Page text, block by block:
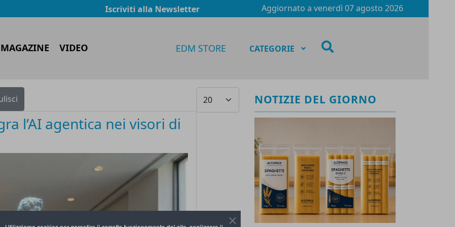
Iscriviti alla Newsletter Aggiornato a venerdì 07 agosto 2026
VIDEO EDM STORE CATEGORIE
Visualizza #
l’AI agentica nei visori di
NOTIZIE DEL GIORNO